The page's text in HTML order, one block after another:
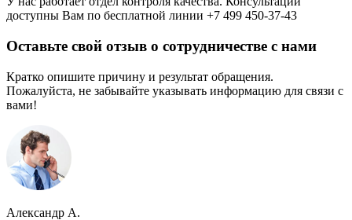
доступны Вам по бесплатной линии +7 499 450-37-43
Оставьте свой отзыв о сотрудничестве с нами
Кратко опишите причину и результат обращения.
Пожалуйста, не забывайте указывать информацию для связи с
вами!
Александр А.